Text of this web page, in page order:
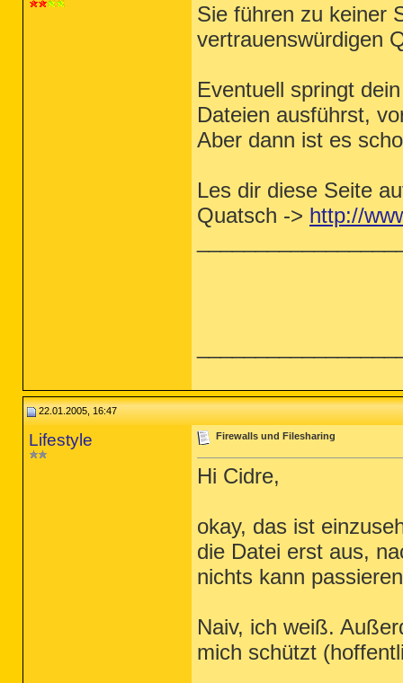
Sie führen zu keiner
vertrauenswürdigen
Eventuell springt
Dateien ausführst,
Aber dann ist es
Les dir diese Seite
Quatsch -> http://
22.01.2005, 16:47
Lifestyle Firewalls und Filesharing
Hi Cidre,
okay, das ist
die Datei erst aus,
nichts kann
Naiv, ich weiß.
mich schützt